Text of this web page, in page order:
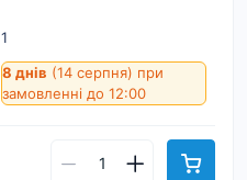
1
8 днів (14 серпня) при
замовленні до 12:00